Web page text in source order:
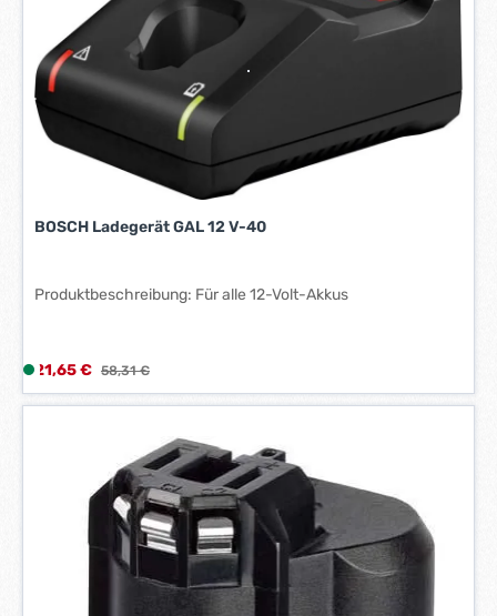
e
:
W
k
g
*
BOSCH Ladegerät GAL 12 V-40
Produktbeschreibung: Für alle 12-Volt-Akkus
Verkaufspreis:
L
i
21,65 € Regulärer Preis:
58,31 €